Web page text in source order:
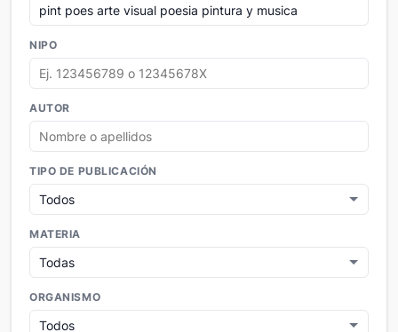
NIPO
AUTOR
TIPO DE PUBLICACIÓN
MATERIA
ORGANISMO